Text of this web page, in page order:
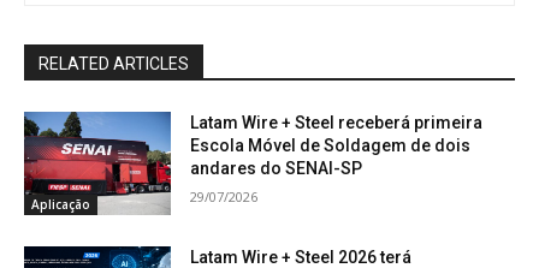
RELATED ARTICLES
Aplicação
Latam Wire + Steel receberá primeira
Escola Móvel de Soldagem de dois
andares do SENAI-SP
29/07/2026
Latam Wire + Steel 2026 terá